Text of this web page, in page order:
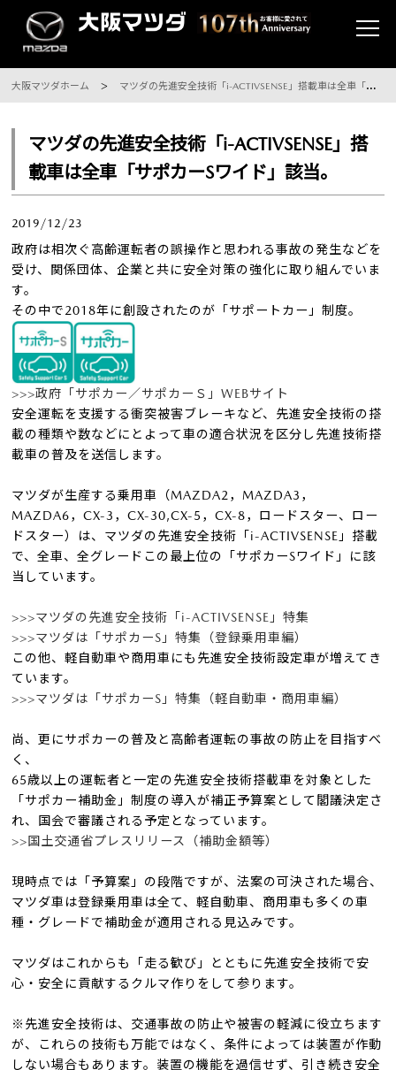
大阪マツダホーム マツダの先進安全技術「i-ACTIVSENSE」搭載車は全車「サポカーSワイド」該当。
マツダの先進安全技術「i-ACTIVSENSE」搭
載車は全車「サポカーSワイド」該当。
2019/12/23
政府は相次ぐ高齢運転者の誤操作と思われる事故の発生などを
受け、関係団体、企業と共に安全対策の強化に取り組んでいま
す。
その中で2018年に創設されたのが「サポートカー」制度。
>>>政府「サポカー／サポカーＳ」WEBサイト
安全運転を支援する衝突被害ブレーキなど、先進安全技術の搭
載の種類や数などにとよって車の適合状況を区分し先進技術搭
載車の普及を送信します。
マツダが生産する乗用車（MAZDA2，MAZDA3，
MAZDA6，CX-3，CX-30,CX-5，CX-8，ロードスター、ロー
ドスター）は、マツダの先進安全技術「i-ACTIVSENSE」搭載
で、全車、全グレードこの最上位の「サポカーSワイド」に該
当しています。
>>>マツダの先進安全技術「i-ACTIVSENSE」特集
>>>マツダは「サポカーS」特集（登録乗用車編）
この他、軽自動車や商用車にも先進安全技術設定車が増えてき
ています。
>>>マツダは「サポカーS」特集（軽自動車・商用車編）
尚、更にサポカーの普及と高齢者運転の事故の防止を目指すべ
く、
65歳以上の運転者と一定の先進安全技術搭載車を対象とした
「サポカー補助金」制度の導入が補正予算案として閣議決定さ
れ、国会で審議される予定となっています。
>>国土交通省プレスリリース（補助金額等）
現時点では「予算案」の段階ですが、法案の可決された場合、
マツダ車は登録乗用車は全て、軽自動車、商用車も多くの車
種・グレードで補助金が適用される見込みです。
マツダはこれからも「走る歓び」とともに先進安全技術で安
心・安全に貢献するクルマ作りをして参ります。
※先進安全技術は、交通事故の防止や被害の軽減に役立ちます
が、これらの技術も万能ではなく、条件によっては装置が作動
しない場合もあります。装置の機能を過信せず、引き続き安全